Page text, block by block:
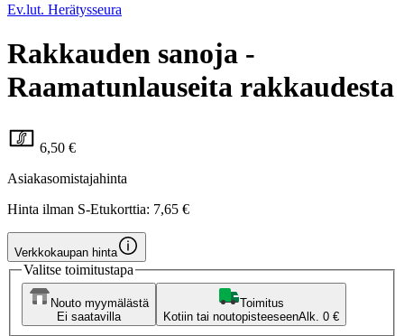
Ev.lut. Herätysseura
Rakkauden sanoja -
Raamatunlauseita rakkaudesta
6,50 €
Asiakasomistajahinta
Hinta ilman S-Etukorttia: 7,65 €
Verkkokaupan hinta
Valitse toimitustapa
Nouto myymälästä
Ei saatavilla
Toimitus
Kotiin tai noutopisteeseenAlk. 0 €